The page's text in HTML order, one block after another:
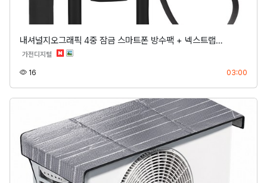
내셔널지오그래픽 4중 잠금 스마트폰 방수팩 + 넥스트랩…
가전디지털 분류
16 03:00